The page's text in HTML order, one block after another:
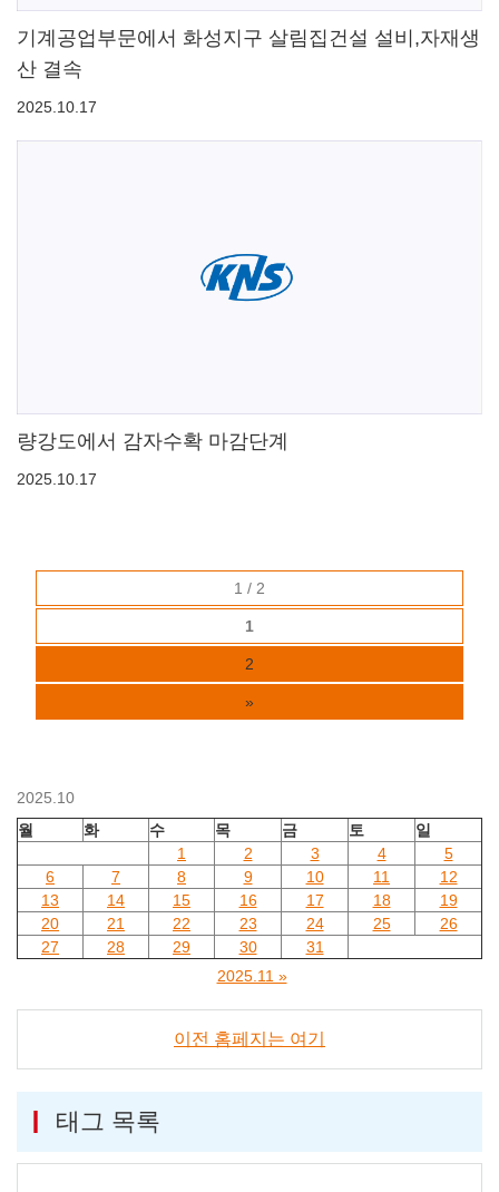
기계공업부문에서 화성지구 살림집건설 설비,자재생
산 결속
2025.10.17
량강도에서 감자수확 마감단계
2025.10.17
1 / 2
1
2
»
2025.10
월
화 수 목 금 토
일
1
2 3 4
5
6
7 8 9 10 11
12
13
14 15 16 17 18
19
20
21 22 23 24 25
26
27
28 29 30
31
2025.11 »
이전 홈페지는 여기
태그 목록